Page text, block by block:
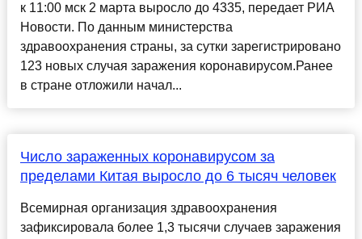
к 11:00 мск 2 марта выросло до 4335, передает РИА
Новости. По данным министерства
здравоохранения страны, за сутки зарегистрировано
123 новых случая заражения коронавирусом.Ранее
в стране отложили начал...
Число зараженных коронавирусом за
пределами Китая выросло до 6 тысяч человек
Всемирная организация здравоохранения
зафиксировала более 1,3 тысячи случаев заражения